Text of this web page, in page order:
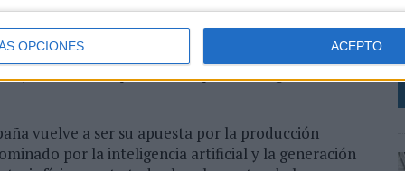
OPCIONES ACEPTO
del prefijo “Para”, que articula el nuevo
que la experiencia Paradores puede significar
el relato se dirigía a los curiosos, ahora la
como una oportunidad para entregarse al
vuelve a ser su apuesta por la producción
por la inteligencia artificial y la generación